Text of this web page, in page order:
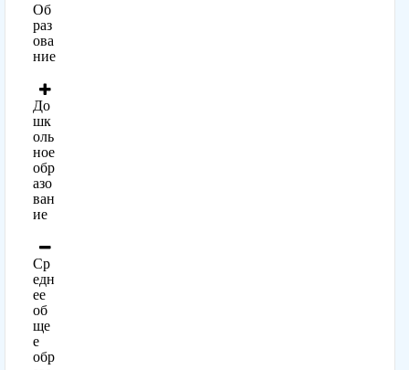
Об
раз
ова
ние
До
шк
оль
ное
обр
азо
ван
ие
Ср
едн
ее
об
ще
е
обр